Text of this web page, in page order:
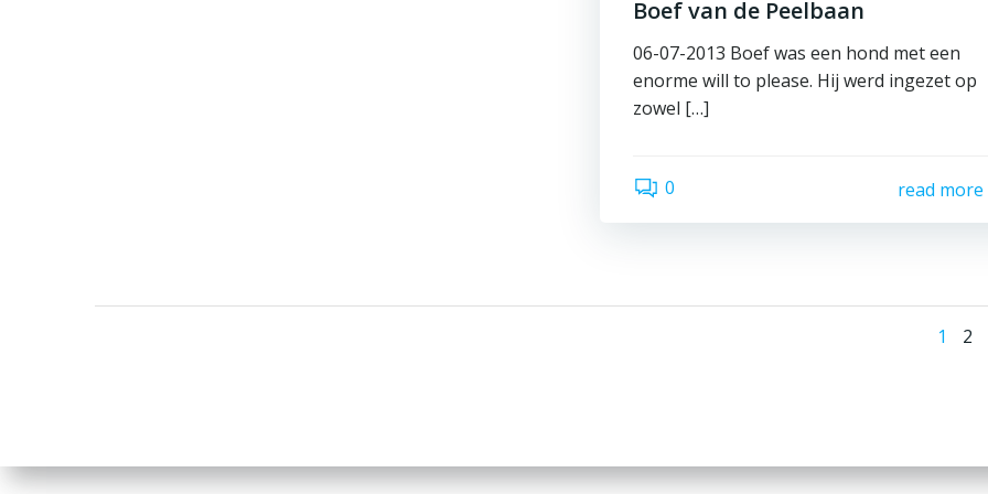
Boef van de Peelbaan
06-07-2013 Boef was een hond met een
enorme will to please. Hij werd ingezet op
zowel […]
0 read more
Pagina
1 2